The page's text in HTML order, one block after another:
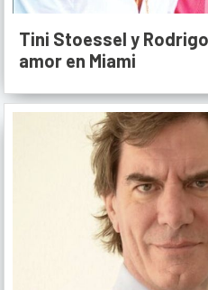
Tini Stoessel y
amor en Miami